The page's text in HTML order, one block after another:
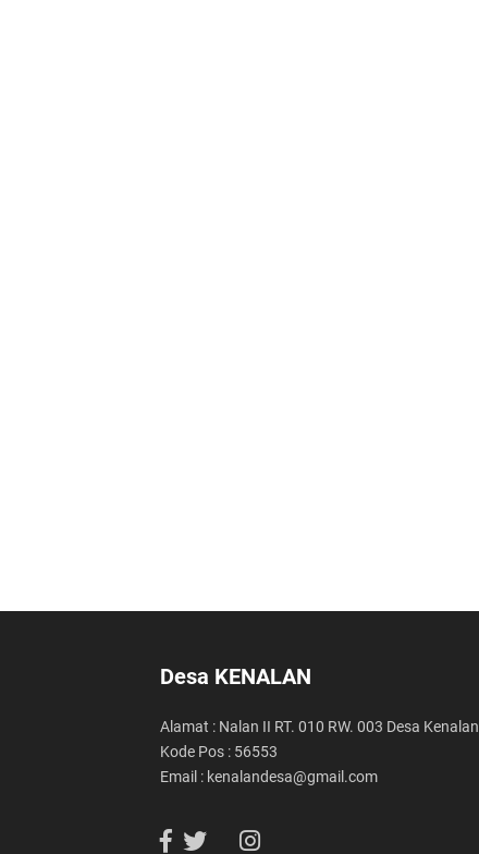
Desa KENALAN
Alamat : Nalan II RT. 010 RW. 003 Desa Kenalan
Kode Pos : 56553
Email : kenalandesa@gmail.com